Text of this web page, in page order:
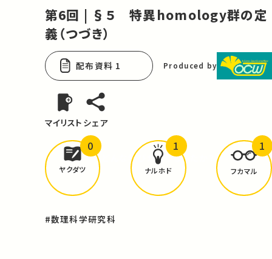
第6回 | §５ 特異homology群の定
義（つづき）
配布資料 1 Produced by
マイリスト シェア
どんな学びがありましたか？
ヤクダツ
0
ナルホド
1
フカマル
1
#数理科学研究科